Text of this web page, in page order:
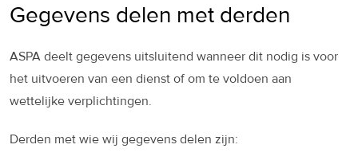
Gegevens delen met derden
ASPA deelt gegevens uitsluitend wanneer dit nodig is voor
het uitvoeren van een dienst of om te voldoen aan
wettelijke verplichtingen.
Derden met wie wij gegevens delen zijn: